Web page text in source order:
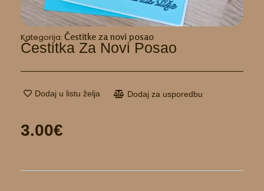
Kategorija: Čestitke za novi posao
Čestitka Za Novi Posao
Dodaj u listu želja Dodaj za usporedbu
3.00€